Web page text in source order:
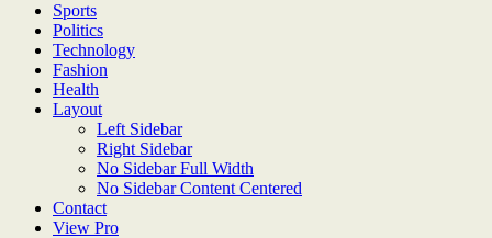
Sports
Politics
Technology
Fashion
Health
Layout
Left Sidebar
Right Sidebar
No Sidebar Full Width
No Sidebar Content Centered
Contact
View Pro